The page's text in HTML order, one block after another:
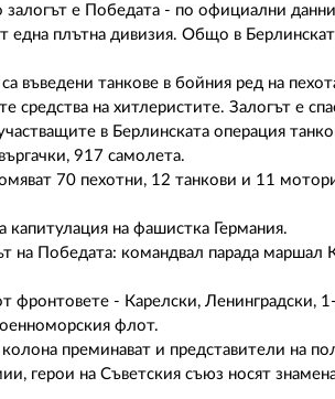
е Победата - по официални
плътна дивизия. Общо в
въведени танкове в бойния ред на
средства на хитлеристите. Залогът е
в Берлинската операция
917 самолета.
70 пехотни, 12 танкови и 11
на фашистка Германия.
Победата: командвал парада маршал
фронтовете - Карелски, Ленинградски,
флот.
преминават и представители на
герои на Съветския съюз носят